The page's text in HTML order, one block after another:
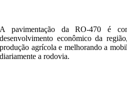
A pavimentação da RO-470 é
desenvolvimento econômico da
produção agrícola e melhorando a
diariamente a rodovia.